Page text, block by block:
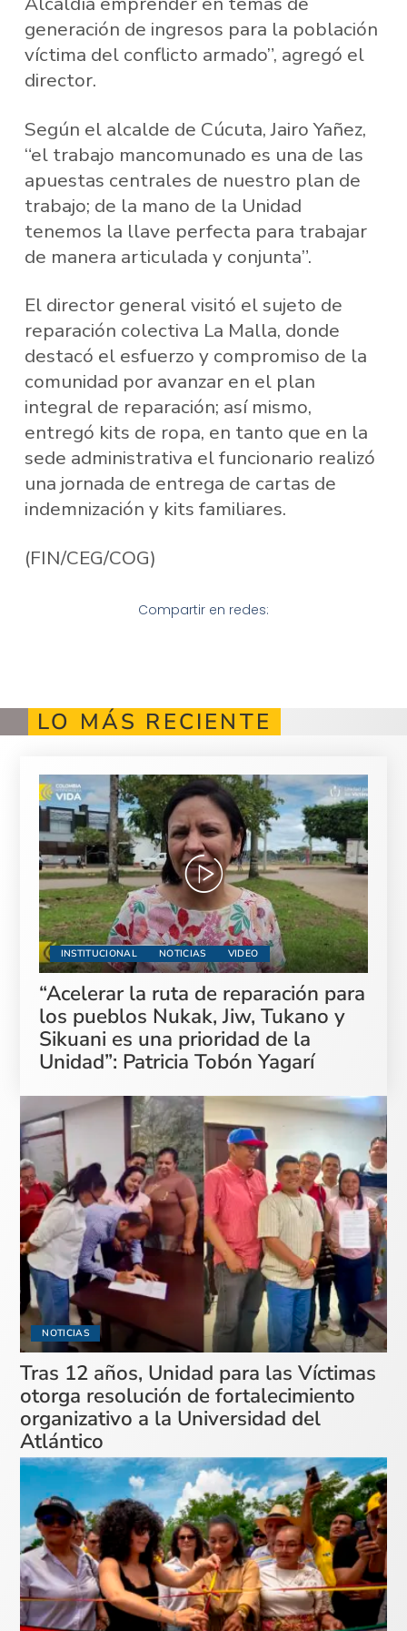
generación de ingresos para la población
víctima del conflicto armado”, agregó el
director.
Según el alcalde de Cúcuta, Jairo Yañez,
“el trabajo mancomunado es una de las
apuestas centrales de nuestro plan de
trabajo; de la mano de la Unidad
tenemos la llave perfecta para trabajar
de manera articulada y conjunta”.
El director general visitó el sujeto de
reparación colectiva La Malla, donde
destacó el esfuerzo y compromiso de la
comunidad por avanzar en el plan
integral de reparación; así mismo,
entregó kits de ropa, en tanto que en la
sede administrativa el funcionario realizó
una jornada de entrega de cartas de
indemnización y kits familiares.
(FIN/CEG/COG)
Compartir en redes:
LO MÁS RECIENTE
INSTITUCIONAL NOTICIAS VIDEO
“Acelerar la ruta de reparación para
los pueblos Nukak, Jiw, Tukano y
Sikuani es una prioridad de la
Unidad”: Patricia Tobón Yagarí
NOTICIAS
Tras 12 años, Unidad para las Víctimas
otorga resolución de fortalecimiento
organizativo a la Universidad del
Atlántico